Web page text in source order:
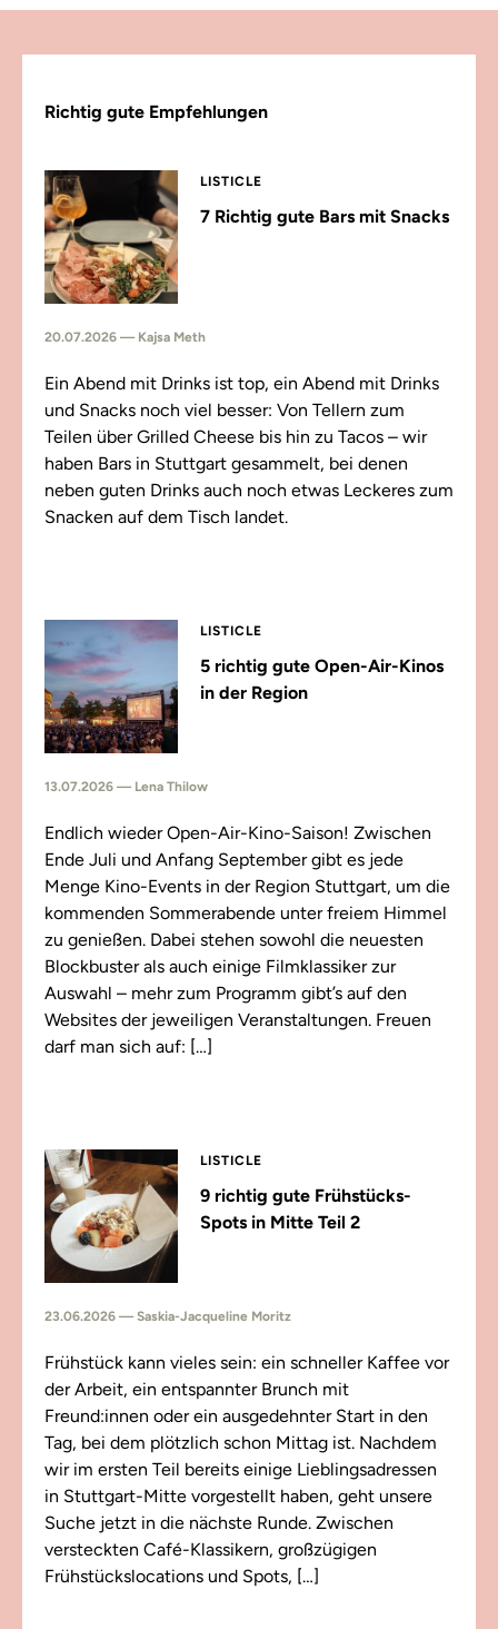
Richtig gute Empfehlungen
LISTICLE
7 Richtig gute Bars mit Snacks
20.07.2026 — Kajsa Meth
Ein Abend mit Drinks ist top, ein Abend mit Drinks
und Snacks noch viel besser: Von Tellern zum
Teilen über Grilled Cheese bis hin zu Tacos – wir
haben Bars in Stuttgart gesammelt, bei denen
neben guten Drinks auch noch etwas Leckeres zum
Snacken auf dem Tisch landet.
LISTICLE
5 richtig gute Open-Air-Kinos
in der Region
13.07.2026 — Lena Thilow
Endlich wieder Open-Air-Kino-Saison! Zwischen
Ende Juli und Anfang September gibt es jede
Menge Kino-Events in der Region Stuttgart, um die
kommenden Sommerabende unter freiem Himmel
zu genießen. Dabei stehen sowohl die neuesten
Blockbuster als auch einige Filmklassiker zur
Auswahl – mehr zum Programm gibt’s auf den
Websites der jeweiligen Veranstaltungen. Freuen
darf man sich auf: […]
LISTICLE
9 richtig gute Frühstücks-
Spots in Mitte Teil 2
23.06.2026 — Saskia-Jacqueline Moritz
Frühstück kann vieles sein: ein schneller Kaffee vor
der Arbeit, ein entspannter Brunch mit
Freund:innen oder ein ausgedehnter Start in den
Tag, bei dem plötzlich schon Mittag ist. Nachdem
wir im ersten Teil bereits einige Lieblingsadressen
in Stuttgart-Mitte vorgestellt haben, geht unsere
Suche jetzt in die nächste Runde. Zwischen
versteckten Café-Klassikern, großzügigen
Frühstückslocations und Spots, […]